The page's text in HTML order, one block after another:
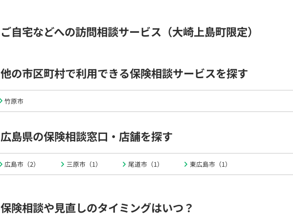
ご自宅などへの訪問相談サービス（大崎上島町限定）
他の市区町村で利用できる保険相談サービスを探す
竹原市
広島県の保険相談窓口・店舗を探す
広島市（2） 三原市（1） 尾道市（1） 東広島市（1）
保険相談や見直しのタイミングはいつ？